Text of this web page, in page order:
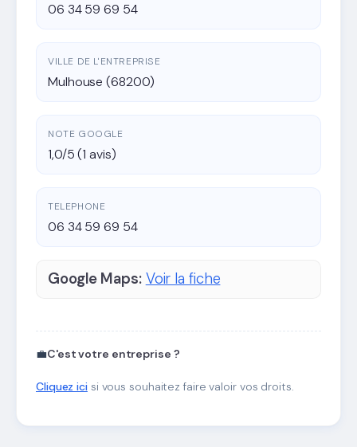
06 34 59 69 54
VILLE DE L'ENTREPRISE
Mulhouse (68200)
NOTE GOOGLE
1,0/5 (1 avis)
TELEPHONE
06 34 59 69 54
Google Maps: Voir la fiche
💼C'est votre entreprise ?
Cliquez icisi vous souhaitez faire valoir vos droits.